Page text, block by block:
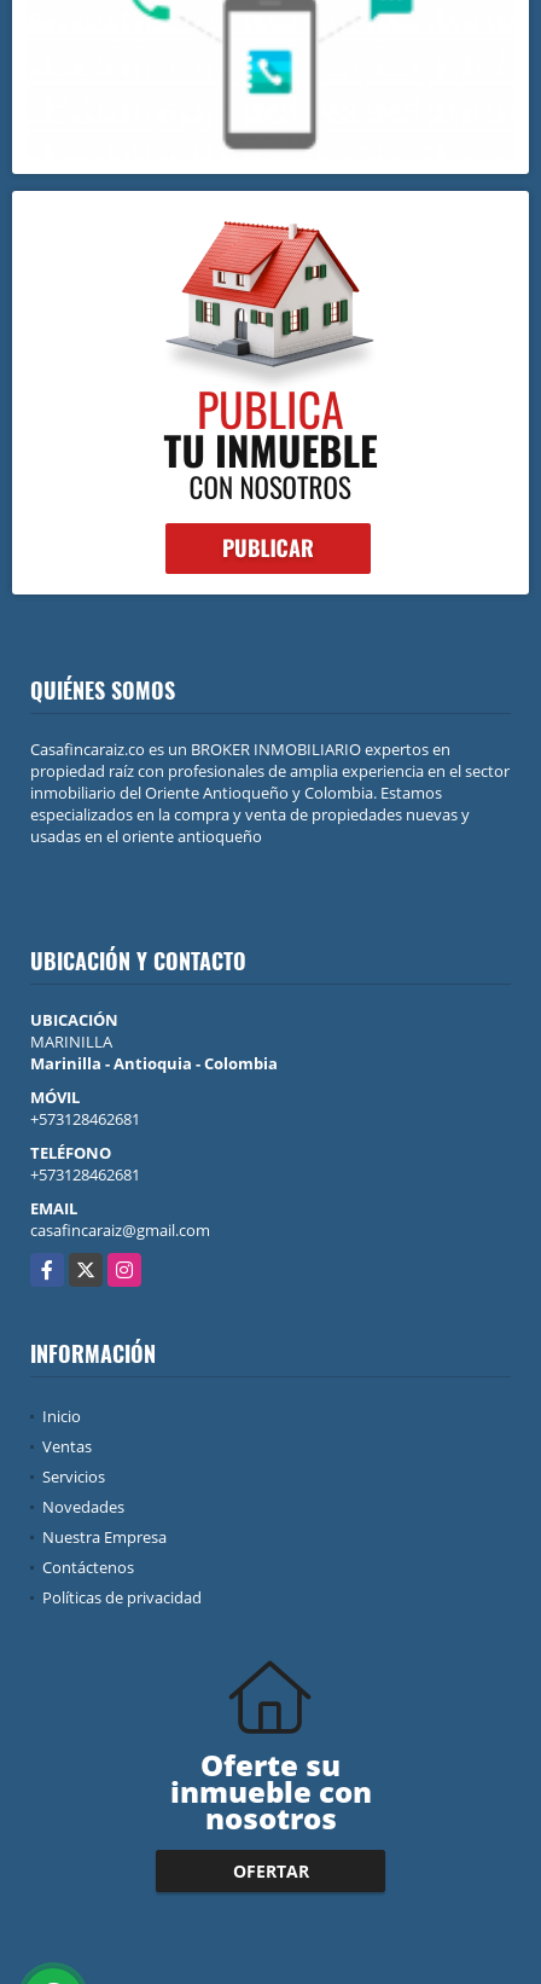
QUIÉNES SOMOS
Casafincaraiz.co es un BROKER INMOBILIARIO expertos en
propiedad raíz con profesionales de amplia experiencia en el sector
inmobiliario del Oriente Antioqueño y Colombia. Estamos
especializados en la compra y venta de propiedades nuevas y
usadas en el oriente antioqueño
UBICACIÓN Y CONTACTO
UBICACIÓN
MARINILLA
Marinilla - Antioquia - Colombia
MÓVIL
+573128462681
TELÉFONO
+573128462681
EMAIL
casafincaraiz@gmail.com
Facebook
X Instagram
INFORMACIÓN
Inicio
Ventas
Servicios
Novedades
Nuestra Empresa
Contáctenos
Políticas de privacidad
Oferte su
inmueble con
nosotros
OFERTAR